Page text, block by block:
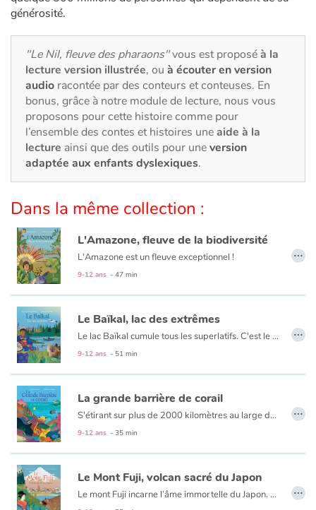
À l'école
Fêtes et évènements
Amour et amitié
Sujets de société
Émotions et sentiments
Catalogue anglais
Contraste +
Aide
Accueil
Famille
Écoles
Médiathèques
Vidéos & Tutoriaux
générosité.
"Le Nil, fleuve des pharaons"vous est proposéà la
lecture version illustrée, ou à écouter en version
audio racontée par des conteurs et conteuses. En
bonus, grâce à notre module de lecture, nous vous
proposons pour cette histoire comme pour
l’ensemble des contes et histoires uneaide à la
lecture ainsi que des outils pour uneversion
adaptée aux enfants dyslexiques.
Dans la même collection :
L'Amazone, fleuve de la biodiversité
L'Amazone est un fleuve exceptionnel !
Ensuite, des milliers de personnes vivent, travaillent et dépendent de lui depuis des millénaires. Aujourd'hui encore, scientifiques et archéologues découvrent des traces de ces civilisations précolombiennes.. Leurs modes de vie étaient toujours en osmose et en accord avec la nature. Sans jamais la dégrader ! Qu'en est-il aujourd'hui ? Comment l'arrivée des Européens et l'exploitation des matières premières a transformé le paysage amazonien ?
9-12 ans - 47 min
…
Le Baïkal, lac des extrêmes
Le lac Baïkal cumule tous les superlatifs. C'est le plus vieux, le plus profond lac du monde, et la plus grande réserve d'eau douce. Habité de longue date par des peuples anciens, il a été découvert tardivement par les Européens, au gré de chasses à la zibeline ! Cet espace perdu dans la taïga profonde et baigné par des conditions extrêmes attire depuis lors les plus courageux pour son étonnante biodiversité. L'eau du lac, filtrée par de minuscules organismes, est d'une pureté sans égal. Elle fascine les scientifiques en leur permettant d'observer le cosmos comme nulle part ailleurs grâce à des télescopes sous-marins ultras sophistiqués. Surplomber le Baïkal à bord du Transsibérien, croiser le nerpa (unique phoque d'eau douce du monde) ou se surpasser en s'élançant dans un marathon de glace... Il y a mille façons de vivre l'exploration du joyau de la nature sibérienne.
9-12 ans - 51 min
…
La grande barrière de corail
S'étirant sur plus de 2000 kilomètres au large de la côte Est de l'Australie, le merveilleux jardin marin aux couleurs de l'arc-en-ciel se dévoile. En 1768, le navigateur français Louis-Antoine de Bougainville décrit pour la première fois la présence de "récifs dangereux". Il décide alors de changer de cap, passant à côté de leurs trésors ! Avec ses 3000 récifs et 1500 îles, le parc marin de la Grande Barrière de corail, inscrit au patrimoine mondial de l'Unesco, regroupe de nombreuses variétés de coraux. Gobies, poissons-clowns et balistes copient leurs couleurs multicolores pour passer inaperçus. Surplombant les récifs coraliens, près de 1400 espèces de requins vivent dans le parc ! Les scientifiques étudient le récif pour surveiller son état de santé, ils explorent des pistes pour le protéger des effets du réchauffement climatique.
9-12 ans - 35 min
…
Le Mont Fuji, volcan sacré du Japon
Le mont Fuji incarne l’âme immortelle du Japon. Les Japonais le vénèrent tel un sage ! Il fait partie intégrante de leur culture : il est sur les billets de banque, sur les logos de grandes marques, on réserve sa place de train ou d’avion de manière à pouvoir le contempler… De loin, on admire ses dimensions parfaites, et en s'approchant il nous livre tous ses trésors ! Par exemple, des grottes de glace ou des galeries souterraines, souvenirs des anciennes éruptions.
…